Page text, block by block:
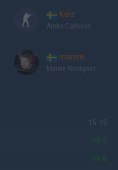
Keiz
Andre Carlsson
manne
Manne Nordqvist
15-15
16-5
16-8